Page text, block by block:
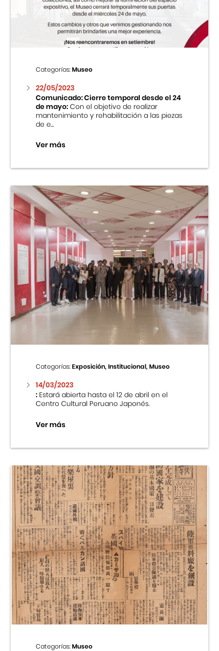
Centro Cultural Peruano Japonés
Museo de la Inmigración Japonesa
Fondo Editorial
Teatro Peruano Japonés
Categorías:Museo
22/05/2023
Comunicado: Cierre temporal desde el 24
de mayo:Con el objetivo de realizar
mantenimiento y rehabilitación a las piezas
de e...
Ver más
Categorías:Exposición, Institucional, Museo
14/03/2023
:Estará abierta hasta el 12 de abril en el
Centro Cultural Peruano Japonés.
Ver más
Categorías:Museo